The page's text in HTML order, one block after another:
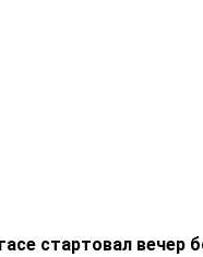
стартовал вечер